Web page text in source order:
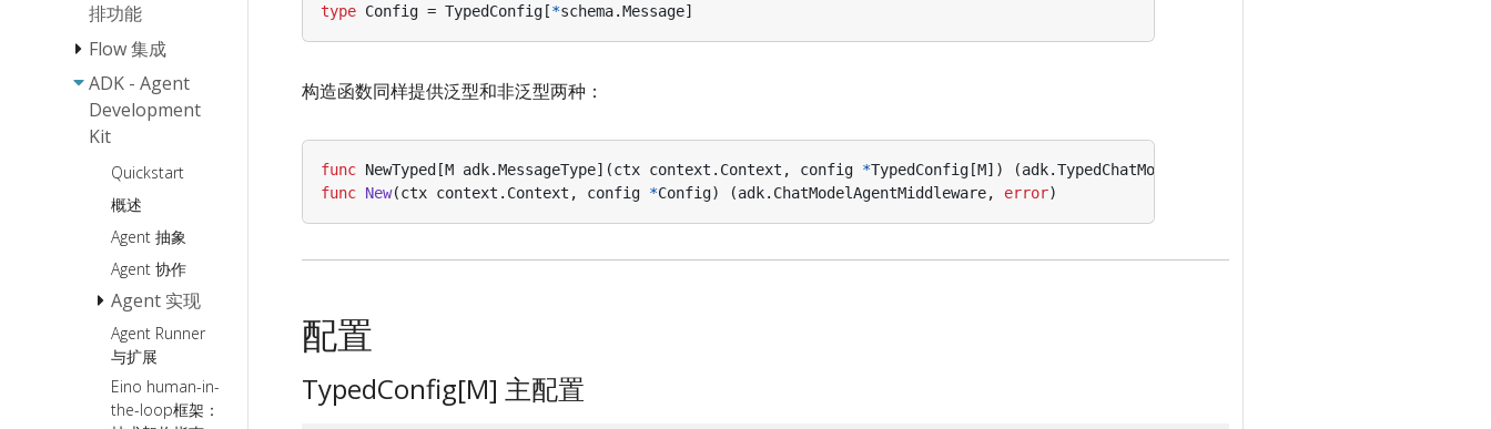
说明
Document
使用说明
Embedding 使
Document
Transformer 使
用说明
Lambda 使用
说明
Indexer 使用说
明
Retriever 使用
说明
ChatTemplate
使用说明
ChatModel 使
用说明
排功能
Chain/Graph
编排的设计理念
Workflow 编排
Eino 流式编程
要点
Callback 用户
手册
CallOption 能
力与规范
Interrupt &
CheckPoint使
用手册
Flow 集成
ReAct Agent 使
用手册
Host Multi-
ADK - Agent
Development
Kit
Quickstart
概述
Agent 抽象
Agent 协作
Agent 实现
ChatModelAgent
ChatModel
Failover
功能文档
Plan-
Execute
Agent
Agent Runner
与扩展
Eino human-in-
the-loop框架：
type Config = TypedConfig [*schema.Message]
构造函数同样提供泛型和非泛型两种：
func NewTyped [M adk.MessageType](ctx context . Context , config *TypedConfig [M]) (adk.TypedChatModelAgentMiddleware
func New(ctx context . Context , config *Config) (adk. ChatModelAgentMiddleware, error)
配置
TypedConfig[M] 主配置